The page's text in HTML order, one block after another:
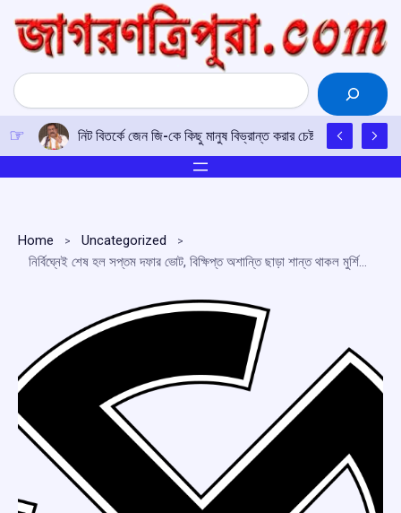
content
Search
নিট বিতর্কে জেন জি-কে কিছু মানুষ বিভ্রান্ত করার চেষ্টা করেছিল: ধর্মেন্দ্র
Home
Uncategorized
নির্বিঘ্নেই শেষ হল সপ্তম দফার ভোট, বিক্ষিপ্ত অশান্তি ছাড়া শান্ত থাকল মুর্শিদাবাদও